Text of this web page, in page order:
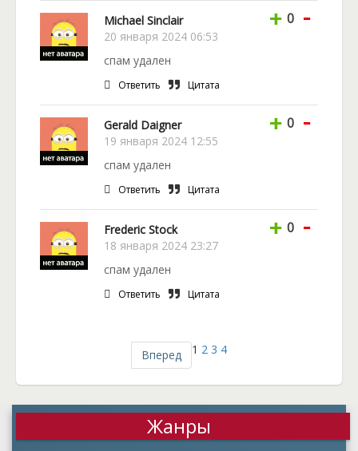
Michael Sinclair
20 января 2024 06:53
+ 0 -
спам удален
Ответить Цитата
Gerald Daigner
19 января 2024 12:55
+ 0 -
спам удален
Ответить Цитата
Frederic Stock
18 января 2024 23:27
+ 0 -
спам удален
Ответить Цитата
1 2 3 4
Вперед
Жанры